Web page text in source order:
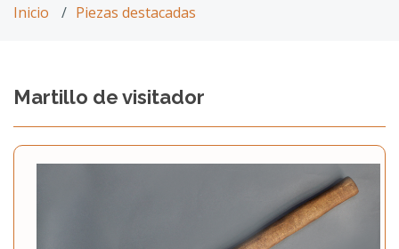
Inicio Piezas destacadas
Martillo de visitador